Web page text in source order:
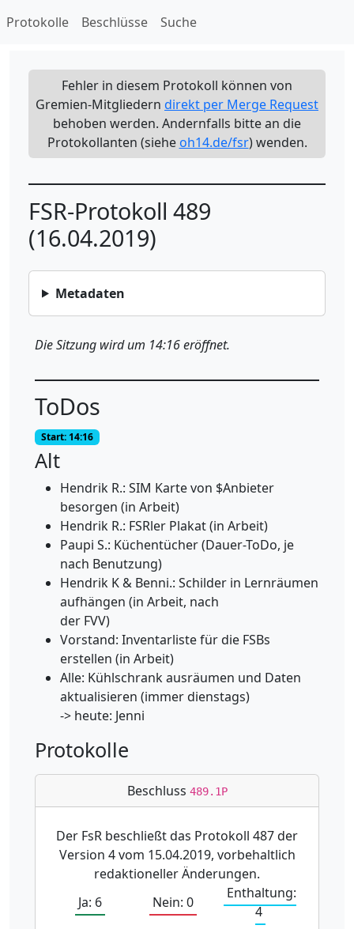
Protokolle Beschlüsse Suche
Fehler in diesem Protokoll können von
Gremien-Mitgliedern direkt per Merge Request
behoben werden. Andernfalls bitte an die
Protokollanten (siehe oh14.de/fsr) wenden.
FSR-Protokoll 489
(16.04.2019)
Metadaten
Die Sitzung wird um 14:16 eröffnet.
ToDos
Start: 14:16
Alt
Hendrik R.: SIM Karte von $Anbieter
besorgen (in Arbeit)
Hendrik R.: FSRler Plakat (in Arbeit)
Paupi S.: Küchentücher (Dauer-ToDo, je
nach Benutzung)
Hendrik K & Benni.: Schilder in Lernräumen
aufhängen (in Arbeit, nach
der FVV)
Vorstand: Inventarliste für die FSBs
erstellen (in Arbeit)
Alle: Kühlschrank ausräumen und Daten
aktualisieren (immer dienstags)
-> heute: Jenni
Protokolle
Beschluss 489.1P
Der FsR beschließt das Protokoll 487 der
Version 4 vom 15.04.2019, vorbehaltlich
redaktioneller Änderungen.
Ja: 6
Nein: 0
Enthaltung:
4